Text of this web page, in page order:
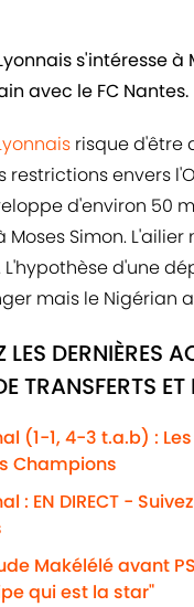
s'intéresse
avec le FC Nantes.
risque d'être
envers
d'environ 50
Moses Simon.
L'hypothèse d'une
mais le Nigérian
LES DERNIÈRES
TRANSFERTS ET
(1-1, 4-3 t.a.b) :
Champions
: EN DIRECT -
Makélélé avant
qui est la star"